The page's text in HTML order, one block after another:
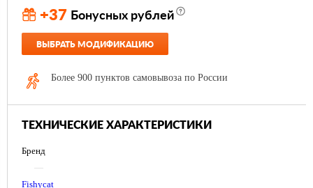
+37 Бонусных рублей
ВЫБРАТЬ МОДИФИКАЦИЮ
Более 900 пунктов самовывоза по России
ТЕХНИЧЕСКИЕ ХАРАКТЕРИСТИКИ
Бренд
—
Fishycat